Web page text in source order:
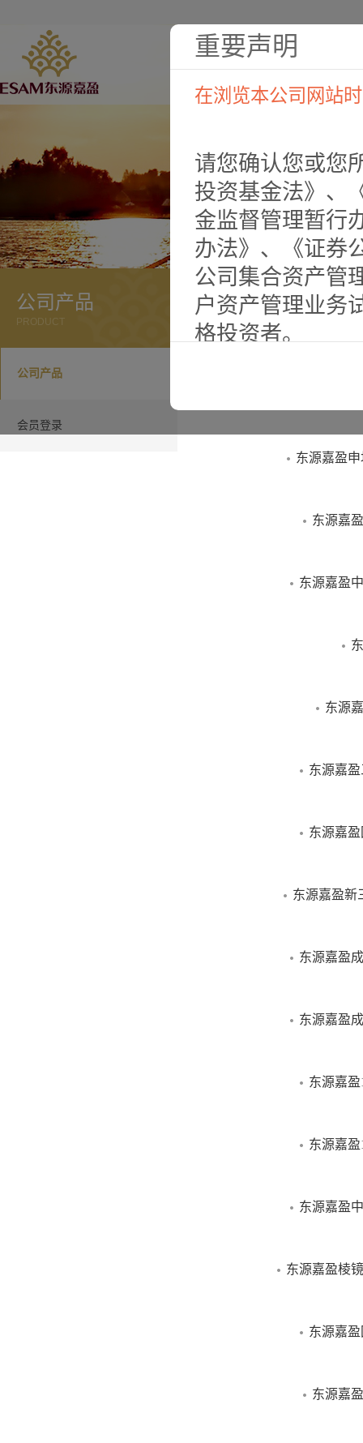
公司产品
PRODUCT
公司产品
会员登录
东源嘉盈
东源嘉
东源嘉盈
东源
东源嘉
东源嘉
东源嘉盈新
东源嘉盈
东源嘉盈
东源嘉
东源嘉
东源嘉盈
东源嘉盈棱
东源嘉
东源嘉
重要声明
在浏览本公司网站
请您确认您或您
投资基金法》、
金监督管理暂行
办法》、《证券
公司集合资产管
户资产管理业务
格投资者。
司”）所有并发
包含的所有信
而不再准确或
正式确认。投
保，投资者不
推介文件，并自
司注册商标，